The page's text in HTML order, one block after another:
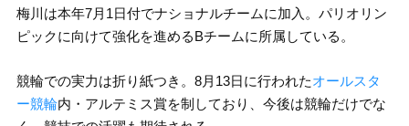
梅川は本年7月1日付でナショナルチームに加入。パリオリン
ピックに向けて強化を進めるBチームに所属している。
競輪での実力は折り紙つき。8月13日に行われたオールスタ
ー競輪内・アルテミス賞を制しており、今後は競輪だけでな